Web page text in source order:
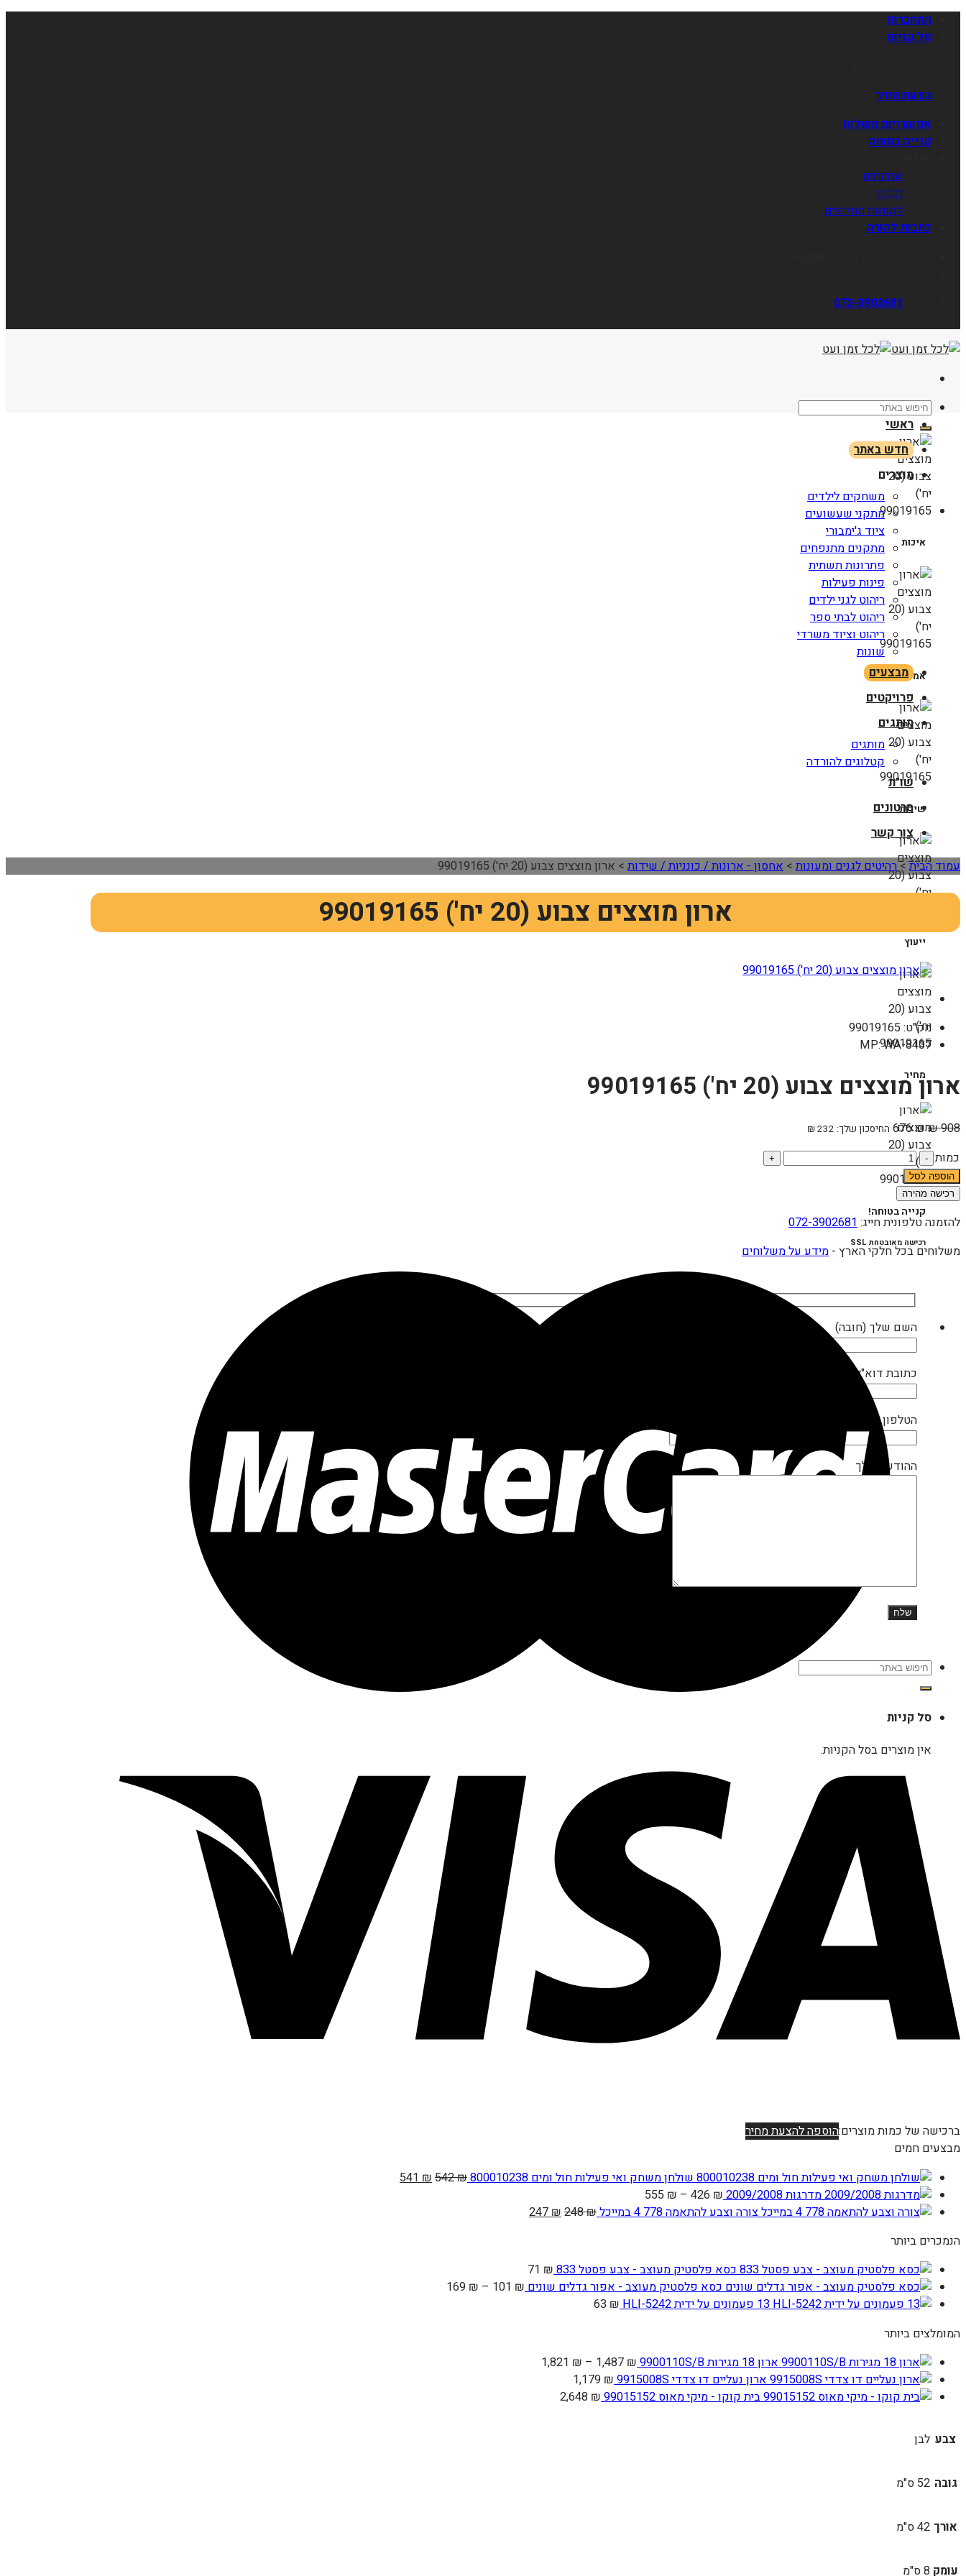
התחברות
סל קניות
הצעת מחיר
אפשרויות משלוח
קנייה בטוחה
אודותינו
תקנון
לקוחות ממליצים
כתבות להורה
072-3902681
חיפוש
עבור:
איכות
אמינות
שירות
ייעוץ
מחיר
קנייה בטוחה!
רכישה מאובטחת SSL
השם שלך (חובה)
כתובת דוא"ל שלך (חובה)
הטלפון שלך (חובה)
ההודעה שלך
חיפוש
עבור:
סל קניות
אין מוצרים בסל הקניות.
ראשי
חדש באתר
מוצרים
משחקים לילדים
מתקני שעשועים
ציוד ג'ימבורי
מתקנים מתנפחים
פתרונות תשתית
פינות פעילות
ריהוט לגני ילדים
ריהוט לבתי ספר
ריהוט וציוד משרדי
שונות
מבצעים
פרויקטים
מותגים
מותגים
קטלוגים להורדה
שו"ת
סרטונים
צור קשר
עמוד הבית >רהיטים לגנים ומעונות > אחסון - ארונות / כונניות / שידות > ארון מוצצים צבוע (20 יח') 99019165
ארון מוצצים צבוע (20 יח') 99019165
מק"ט: 99019165
MP: WA-8437
ארון מוצצים צבוע (20 יח') 99019165
908
₪
676₪ החיסכון שלך: ₪
כמות
כמות
של
ארון
מוצצים
צבוע
(20
יח')
הוספה לסל
רכישה מהירה
להזמנה טלפונית חייג: 072-3902681
משלוחים בכל חלקי הארץ - מידע על משלוחים
ברכישה של כמות מוצרים:הוספה להצעת מחיר
מבצעים חמים
שולחן משחק ואי פעילות חול ומים 800010238
542₪
המחיר
541 ₪
מדרגות 2009/2008 426 ₪
–
555 ₪
מחירים:
צורה וצבע להתאמה 778 4 במייכל 248₪
המחיר
248 ₪.
247 ₪
המחיר
247 ₪.
הנמכרים ביותר
כסא פלסטיק מעוצב - צבע פסטל 833
71 ₪
כסא פלסטיק מעוצב - אפור גדלים שונים
101 ₪
–
169 ₪
13 פעמונים על ידית HLI-5242 63 ₪
המומלצים ביותר
ארון 18 מגירות 9900110S/B
1,487 ₪
–
1,821 ₪
ארון נעליים דו צדדי 9915008S 1,179 ₪
בית קוקו - מיקי מאוס 99015152
2,648 ₪
צבע לבן
גובה 52 ס"מ
אורך 42 ס"מ
עומק 8 ס"מ